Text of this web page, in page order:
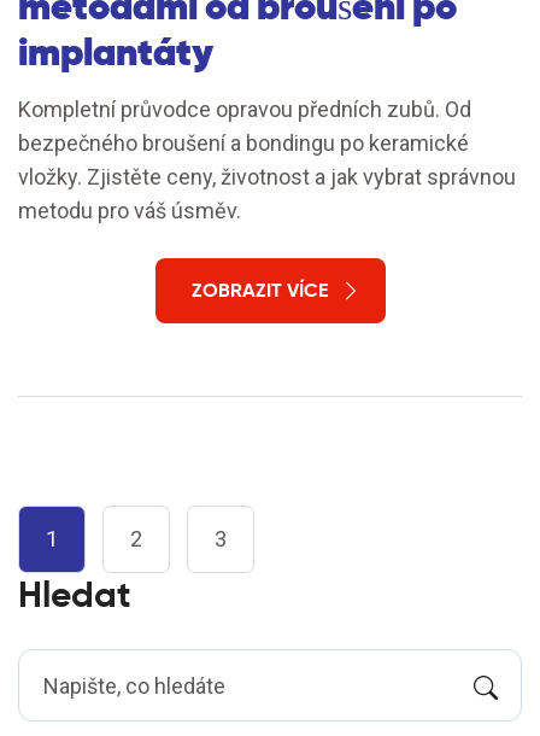
implantáty
Kompletní průvodce opravou předních zubů. Od
bezpečného broušení a bondingu po keramické
vložky. Zjistěte ceny, životnost a jak vybrat správnou
metodu pro váš úsměv.
ZOBRAZIT VÍCE
1 2 3
Hledat